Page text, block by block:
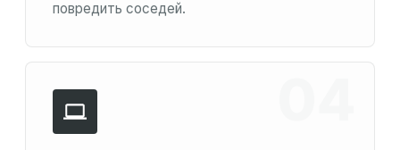
повредить соседей.